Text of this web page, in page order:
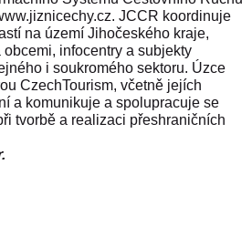
JCCR koordinuje
na území Jihočeského kraje,
infocentry a subjekty
i soukromého sektoru. Úzce
CzechTourism, včetně jejích
a komunikuje a spolupracuje se
tvorbě a realizaci přeshraničních